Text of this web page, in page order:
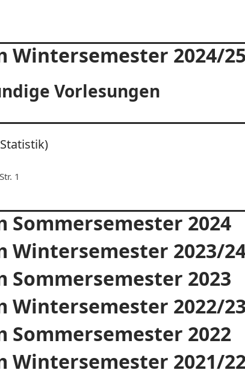
2024/
Vorlesungen
1
2024
2023/
2023
2022/
2022
2021/